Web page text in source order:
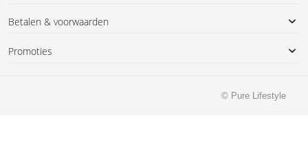
Betalen & voorwaarden
Promoties
© Pure Lifestyle